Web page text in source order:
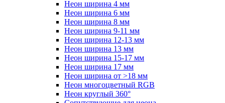
Неон ширина 4 мм
Неон ширина 6 мм
Неон ширина 8 мм
Неон ширина 9-11 мм
Неон ширина 12-13 мм
Неон ширина 13 мм
Неон ширина 15-17 мм
Неон ширина 17 мм
Неон ширина от >18 мм
Неон многоцветный RGB
Неон круглый 360°